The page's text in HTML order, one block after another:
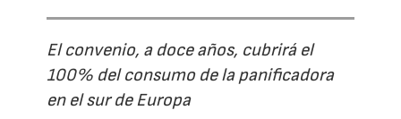
El convenio, a doce años, cubrirá el
100% del consumo de la panificadora
en el sur de Europa